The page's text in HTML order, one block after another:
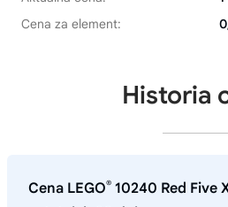
Cena za element:
Historia
Cena LEGO® 10240 Red Five